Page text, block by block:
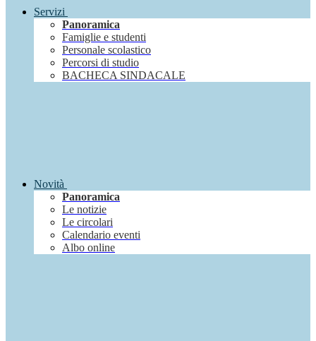
Servizi
Panoramica
Famiglie e studenti
Personale scolastico
Percorsi di studio
BACHECA SINDACALE
Novità
Panoramica
Le notizie
Le circolari
Calendario eventi
Albo online